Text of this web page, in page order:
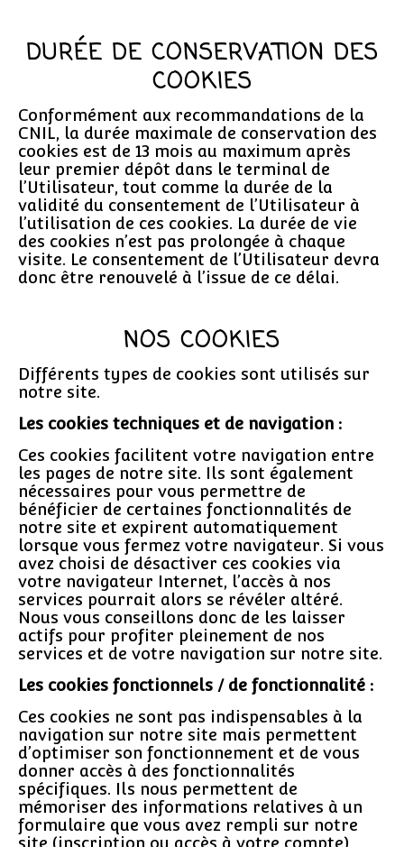
DURÉE DE CONSERVATION DES
COOKIES
Conformément aux recommandations de la
CNIL, la durée maximale de conservation des
cookies est de 13 mois au maximum après
leur premier dépôt dans le terminal de
l’Utilisateur, tout comme la durée de la
validité du consentement de l’Utilisateur à
l’utilisation de ces cookies. La durée de vie
des cookies n’est pas prolongée à chaque
visite. Le consentement de l’Utilisateur devra
donc être renouvelé à l’issue de ce délai.
NOS COOKIES
Différents types de cookies sont utilisés sur
notre site.
Les cookies techniques et de navigation :
Ces cookies facilitent votre navigation entre
les pages de notre site. Ils sont également
nécessaires pour vous permettre de
bénéficier de certaines fonctionnalités de
notre site et expirent automatiquement
lorsque vous fermez votre navigateur. Si vous
avez choisi de désactiver ces cookies via
votre navigateur Internet, l’accès à nos
services pourrait alors se révéler altéré.
Nous vous conseillons donc de les laisser
actifs pour profiter pleinement de nos
services et de votre navigation sur notre site.
Les cookies fonctionnels / de fonctionnalité :
Ces cookies ne sont pas indispensables à la
navigation sur notre site mais permettent
d’optimiser son fonctionnement et de vous
donner accès à des fonctionnalités
spécifiques. Ils nous permettent de
mémoriser des informations relatives à un
formulaire que vous avez rempli sur notre
site (inscription ou accès à votre compte)